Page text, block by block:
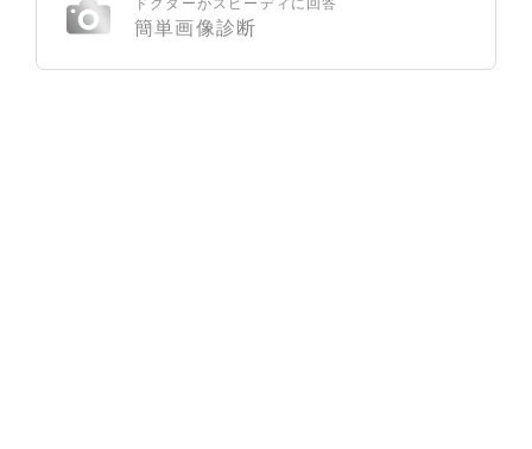
簡単画像診断